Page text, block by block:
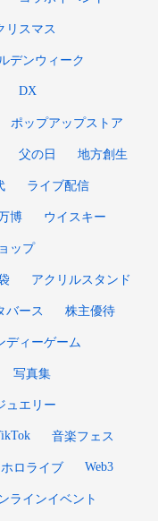
リスマス
デンウィーク
DX
ポップアップストア
父の日 地方創生
ライブ配信
博 ウイスキー
ップ
アクリルスタンド
バース 株主優待
ディーゲーム
写真集
ュエリー
音楽フェス
ホロライブ Web3
ラインイベント